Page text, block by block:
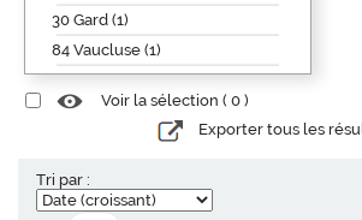
30 Gard (1)
84 Vaucluse (1)
Voir la sélection ( 0 )
Exporter tous les
Tri par :